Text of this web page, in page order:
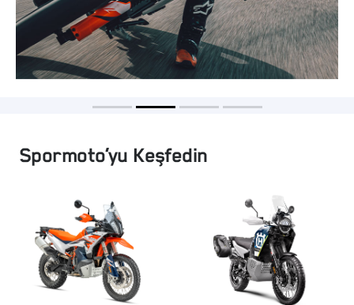
Spormoto’yu Keşfedin